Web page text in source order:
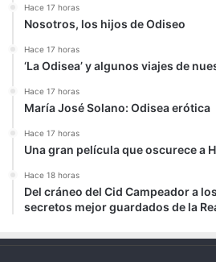
Hace 17 horas
Nosotros, los hijos de Odiseo
Hace 17 horas
‘La Odisea’ y algunos viajes de
Hace 17 horas
María José Solano: Odisea erótica
Hace 17 horas
Una gran película que oscurece a
Hace 18 horas
Del cráneo del Cid Campeador a
secretos mejor guardados de la